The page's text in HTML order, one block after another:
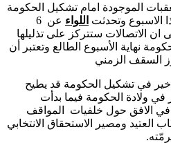
الموجودة امام تشكيل الحكومة
الاسبوع وتحدثت اللواء
عن 6
الاتصالات ستتركز على تذليلها
نهاية الأسبوع الطالع وتعتبر أن
السقف الزمني
في تشكيل الحكومة قد يطيح
في ولادة الحكومة فيما بدأت
في الافق حول خلفيات المواقف
العتيد ومصير الاستحقاق الانتخابي